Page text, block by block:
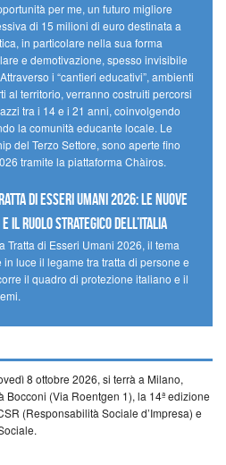
per me, un futuro migliore
di 15 milioni di euro destinata a
in particolare nella sua forma
e demotivazione, spesso invisibile
i “cantieri educativi”, ambienti
al territorio, verranno costruiti percorsi
tra i 14 e i 21 anni, coinvolgendo
la comunità educante locale. Le
del Terzo Settore, sono aperte fino
tramite la piattaforma Chàiros.
DI ESSERI UMANI 2026: LE NUOVE
IL RUOLO STRATEGICO DELL’ITALIA
Tratta di Esseri Umani 2026, il tema
in luce il legame tra tratta di persone e
il quadro di protezione italiano e il
8 ottobre 2026, si terrà a Milano,
Bocconi (Via Roentgen 1), la 14ª edizione
(Responsabilità Sociale d’Impresa) e